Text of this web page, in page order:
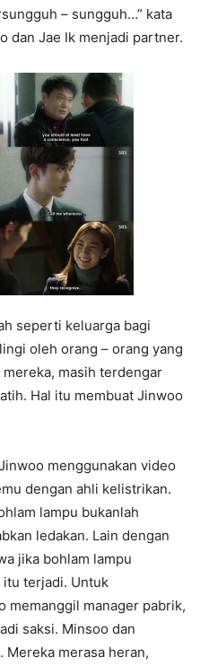
– sungguh…” kata
dan Jae Ik menjadi partner.
seperti keluarga bagi
oleh orang – orang yang
mereka, masih terdengar
Hal itu membuat Jinwoo
menggunakan video
dengan ahli kelistrikan.
lampu bukanlah
ledakan. Lain dengan
jika bohlam lampu
itu terjadi. Untuk
memanggil manager pabrik,
saksi. Minsoo dan
Mereka merasa heran,